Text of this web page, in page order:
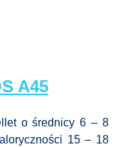
A45
o średnicy 6 – 8
15 – 18